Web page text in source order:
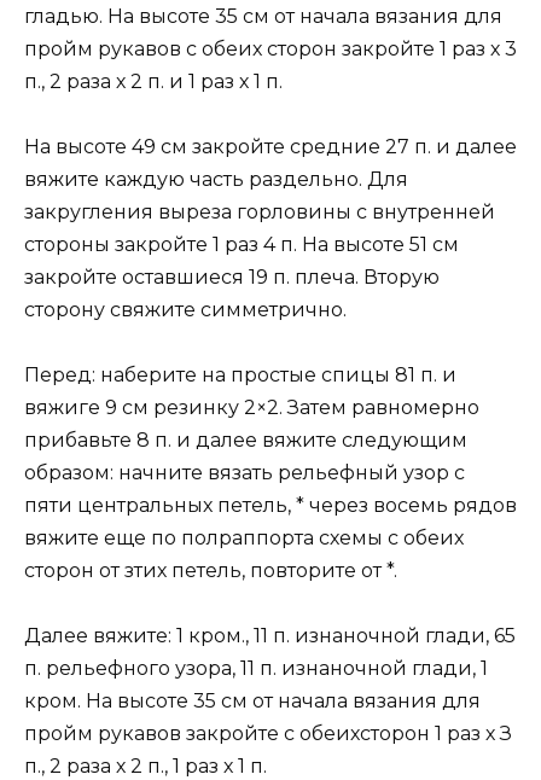
гладью. На высоте 35 см от начала вязания для
пройм рукавов с обеих сторон закройте 1 раз х 3
п., 2 раза х 2 п. и 1 раз х 1 п.
На высоте 49 см закройте средние 27 п. и далее
вяжите каждую часть раздельно. Для
закругления выреза горловины с внутренней
стороны закройте 1 раз 4 п. На высоте 51 см
закройте оставшиеся 19 п. плеча. Вторую
сторону свяжите симметрично.
Перед: наберите на простые спицы 81 п. и
вяжиге 9 см резинку 2×2. Затем равномерно
прибавьте 8 п. и далее вяжите следующим
образом: начните вязать рельефный узор с
пяти центральных петель, * через восемь рядов
вяжите еще по полраппорта схемы с обеих
сторон от зтих петель, повторите от *.
Далее вяжите: 1 кром., 11 п. изнаночной глади, 65
п. рельефного узора, 11 п. изнаночной глади, 1
кром. На высоте 35 см от начала вязания для
пройм рукавов закройте с обеихсторон 1 раз х З
п., 2 раза х 2 п., 1 раз х 1 п.